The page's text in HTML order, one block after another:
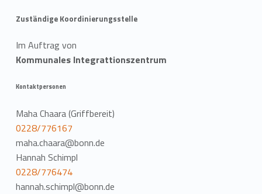
Zuständige Koordinierungsstelle
Im Auftrag von
Kommunales Integrattionszentrum
Kontaktpersonen
Maha Chaara (Griffbereit)
0228/776167
maha.chaara@bonn.de
Hannah Schimpl
0228/776474
hannah.schimpl@bonn.de